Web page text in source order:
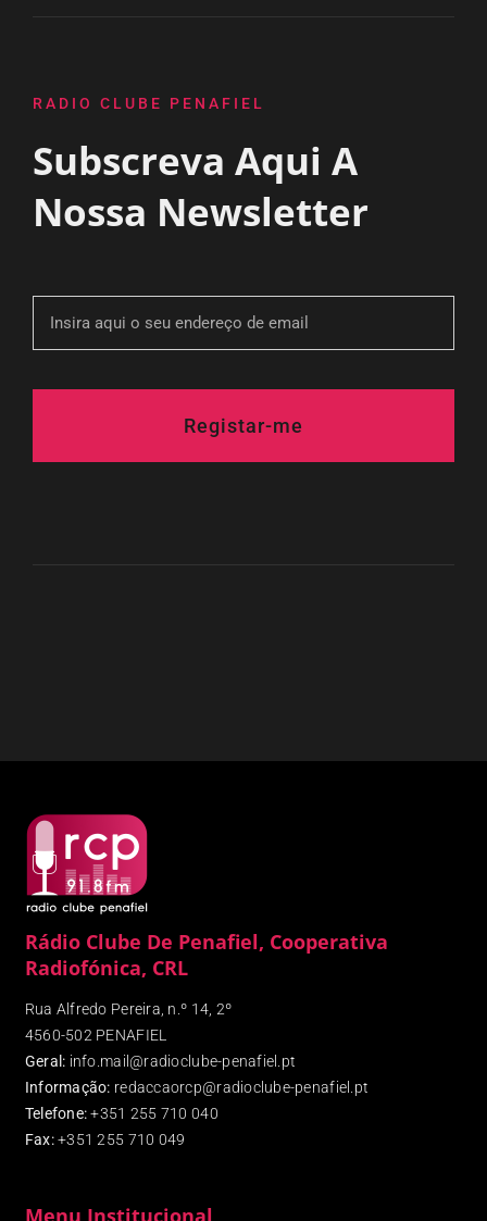
RADIO CLUBE PENAFIEL
Subscreva Aqui A
Nossa Newsletter
Registar-me
Rádio Clube De Penafiel, Cooperativa
Radiofónica, CRL
Rua Alfredo Pereira, n.º 14, 2º
4560-502 PENAFIEL
Geral: info.mail@radioclube-penafiel.pt
Informação: redaccaorcp@radioclube-penafiel.pt
Telefone: +351 255 710 040
Fax:+351 255 710 049
Menu Institucional